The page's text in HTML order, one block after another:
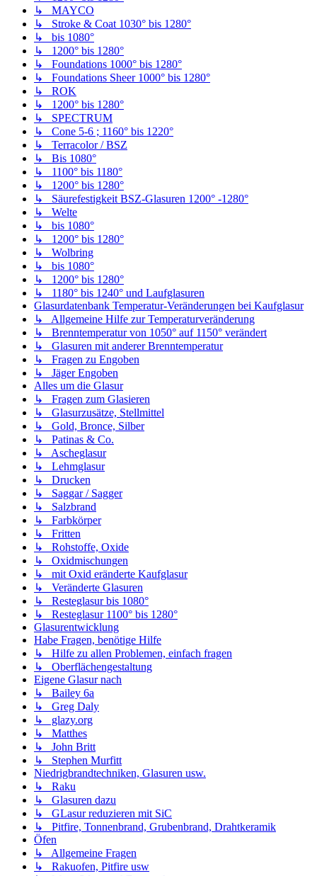
↳ MAYCO
↳ Stroke & Coat 1030° bis 1280°
↳ bis 1080°
↳ 1200° bis 1280°
↳ Foundations 1000° bis 1280°
↳ Foundations Sheer 1000° bis 1280°
↳ ROK
↳ 1200° bis 1280°
↳ SPECTRUM
↳ Cone 5-6 ; 1160° bis 1220°
↳ Terracolor / BSZ
↳ Bis 1080°
↳ 1100° bis 1180°
↳ 1200° bis 1280°
↳ Säurefestigkeit BSZ-Glasuren 1200° -1280°
↳ Welte
↳ bis 1080°
↳ 1200° bis 1280°
↳ Wolbring
↳ bis 1080°
↳ 1200° bis 1280°
↳ 1180° bis 1240° und Laufglasuren
Glasurdatenbank Temperatur-Veränderungen bei Kaufglasur
↳ Allgemeine Hilfe zur Temperaturveränderung
↳ Brenntemperatur von 1050° auf 1150° verändert
↳ Glasuren mit anderer Brenntemperatur
↳ Fragen zu Engoben
↳ Jäger Engoben
Alles um die Glasur
↳ Fragen zum Glasieren
↳ Glasurzusätze, Stellmittel
↳ Gold, Bronce, Silber
↳ Patinas & Co.
↳ Ascheglasur
↳ Lehmglasur
↳ Drucken
↳ Saggar / Sagger
↳ Salzbrand
↳ Farbkörper
↳ Fritten
↳ Rohstoffe, Oxide
↳ Oxidmischungen
↳ mit Oxid eränderte Kaufglasur
↳ Veränderte Glasuren
↳ Resteglasur bis 1080°
↳ Resteglasur 1100° bis 1280°
Glasurentwicklung
Habe Fragen, benötige Hilfe
↳ Hilfe zu allen Problemen, einfach fragen
↳ Oberflächengestaltung
Eigene Glasur nach
↳ Bailey 6a
↳ Greg Daly
↳ glazy.org
↳ Matthes
↳ John Britt
↳ Stephen Murfitt
Niedrigbrandtechniken, Glasuren usw.
↳ Raku
↳ Glasuren dazu
↳ GLasur reduzieren mit SiC
↳ Pitfire, Tonnenbrand, Grubenbrand, Drahtkeramik
Öfen
↳ Allgemeine Fragen
↳ Rakuofen, Pitfire usw